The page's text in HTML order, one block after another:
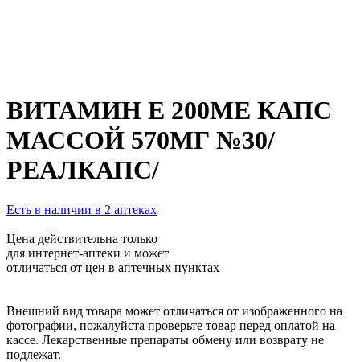
ВИТАМИН Е 200МЕ КАПС
МАССОЙ 570МГ №30/
РЕАЛКАПС/
Есть в наличии в 2 аптеках
Цена действительна только
для интернет-аптеки и может
отличаться от цен в аптечных пунктах
Внешний вид товара может отличаться от изображенного на
фотографии, пожалуйста проверьте товар перед оплатой на
кассе. Лекарственные препараты обмену или возврату не
подлежат.